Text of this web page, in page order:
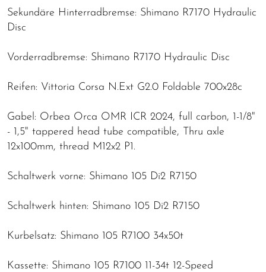
Sekundäre Hinterradbremse: Shimano R7170 Hydraulic
Disc
Vorderradbremse: Shimano R7170 Hydraulic Disc
Reifen: Vittoria Corsa N.Ext G2.0 Foldable 700x28c
Gabel: Orbea Orca OMR ICR 2024, full carbon, 1-1/8"
- 1,5" tappered head tube compatible, Thru axle
12x100mm, thread M12x2 P1.
Schaltwerk vorne: Shimano 105 Di2 R7150
Schaltwerk hinten: Shimano 105 Di2 R7150
Kurbelsatz: Shimano 105 R7100 34x50t
Kassette: Shimano 105 R7100 11-34t 12-Speed